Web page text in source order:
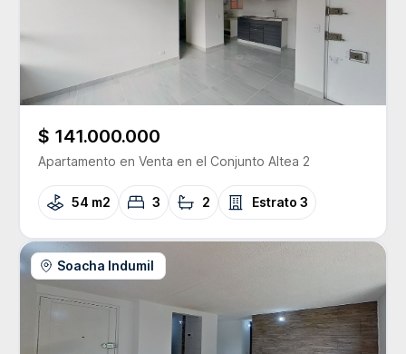
$ 141.000.000
Apartamento en Venta en el Conjunto Altea 2
54 m2 3 2 Estrato 3
Soacha Indumil